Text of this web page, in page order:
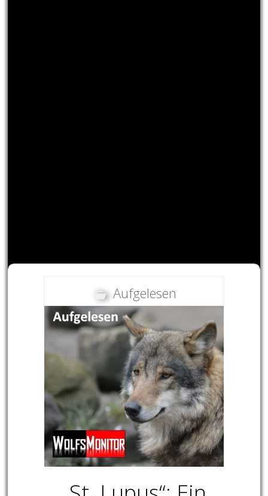
Aufgelesen